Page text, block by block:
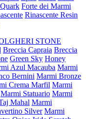
Forte dei Marmi
Rinascente Resin
STONE
Breccia Capraia Breccia
Green Sky Honey
Azul Macauba Marmi
Bernini Marmi Bronze
Crema Marfil Marmi
Marmi Statuario Marmi
Mahal Marmi
Silver Marmi